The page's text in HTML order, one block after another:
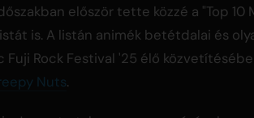
először tette közzé a "Top 10
is. A listán animék betétdalai és
Fuji Rock Festival '25 élő
Nuts.